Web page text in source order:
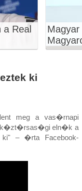
a Real
ki
meg a vas�rnapi
k�zt�rsas�gi eln�k a
ki" – �rta Facebook-